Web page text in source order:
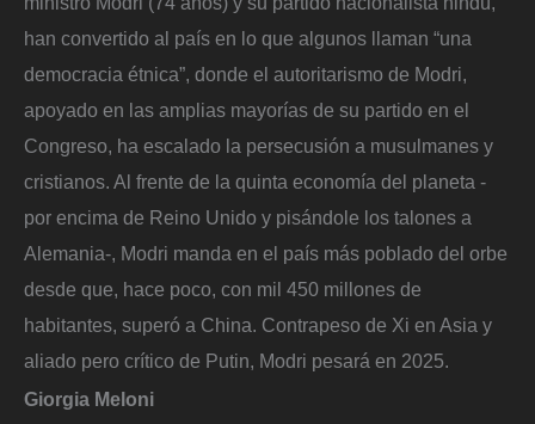
han convertido al país en lo que algunos llaman “una
democracia étnica”, donde el autoritarismo de Modri,
apoyado en las amplias mayorías de su partido en el
Congreso, ha escalado la persecusión a musulmanes y
cristianos. Al frente de la quinta economía del planeta -
por encima de Reino Unido y pisándole los talones a
Alemania-, Modri manda en el país más poblado del orbe
desde que, hace poco, con mil 450 millones de
habitantes, superó a China. Contrapeso de Xi en Asia y
aliado pero crítico de Putin, Modri pesará en 2025.
Giorgia Meloni